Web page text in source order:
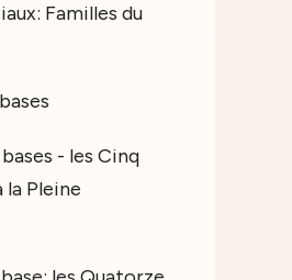
Familles du
- les Cinq
Pleine